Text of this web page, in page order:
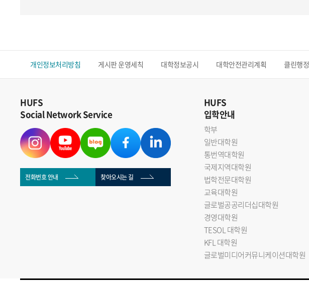
개인정보처리방침 게시판 운영세칙 대학정보공시 대학안전관리계획 클린행정
HUFS
Social Network Service
전화번호 안내 찾아오시는 길
HUFS
입학안내
학부
일반대학원
통번역대학원
국제지역대학원
법학전문대학원
교육대학원
글로벌공공리더십대학원
경영대학원
TESOL 대학원
KFL 대학원
글로벌미디어커뮤니케이션대학원